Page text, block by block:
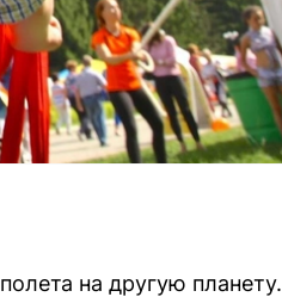
на другую планету.